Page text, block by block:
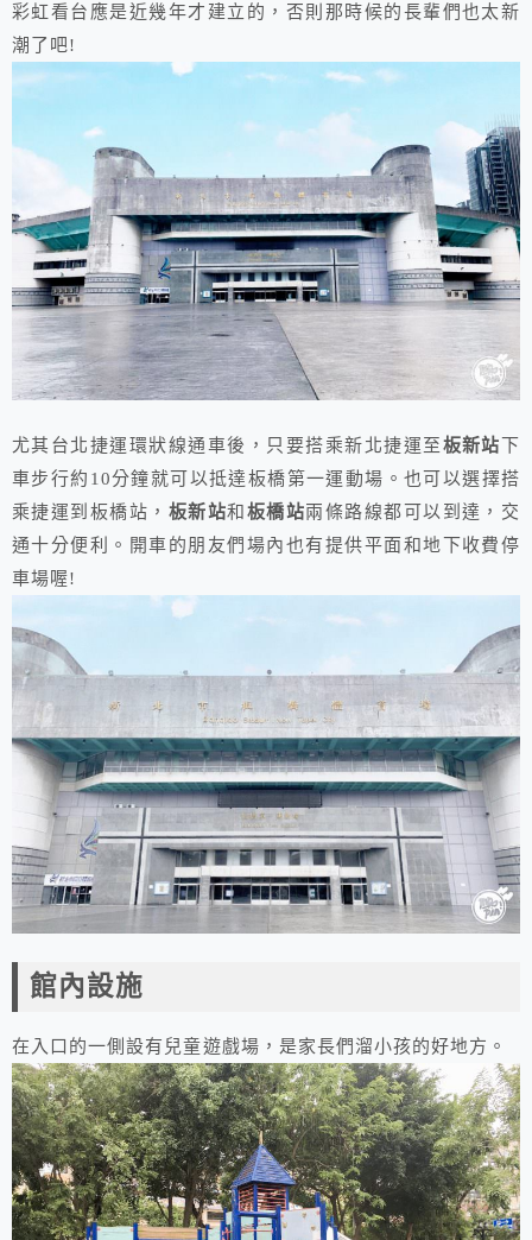
彩虹看台應是近幾年才建立的，否則那時候的長輩們也太新
潮了吧!
尤其台北捷運環狀線通車後，只要搭乘新北捷運至板新站 下
車步行約10分鐘就可以抵達板橋第一運動場。也可以選擇搭
乘捷運到板橋站， 板新站和 板橋站兩條路線都可以到達，交
通十分便利。開車的朋友們場內也有提供平面和地下收費停
車場喔!
館內設施
在入口的一側設有兒童遊戲場，是家長們溜小孩的好地方。